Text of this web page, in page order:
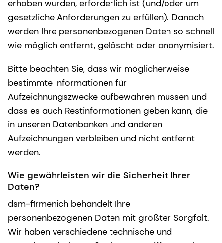
erhoben wurden, erforderlich ist (und/oder um
gesetzliche Anforderungen zu erfüllen). Danach
werden Ihre personenbezogenen Daten so schnell
wie möglich entfernt, gelöscht oder anonymisiert.
Bitte beachten Sie, dass wir möglicherweise
bestimmte Informationen für
Aufzeichnungszwecke aufbewahren müssen und
dass es auch Restinformationen geben kann, die
in unseren Datenbanken und anderen
Aufzeichnungen verbleiben und nicht entfernt
werden.
Wie gewährleisten wir die Sicherheit Ihrer
Daten?
dsm-firmenich behandelt Ihre
personenbezogenen Daten mit größter Sorgfalt.
Wir haben verschiedene technische und